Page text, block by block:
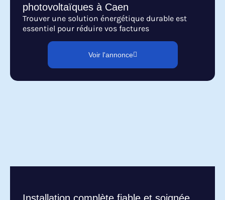
photovoltaïques à Caen
Trouver une solution énergétique durable est
essentiel pour réduire vos factures
Voir l'annonce